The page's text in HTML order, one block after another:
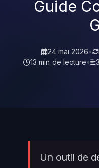
Guide
24 mai 2026•
13 min de lecture•
Un outil de